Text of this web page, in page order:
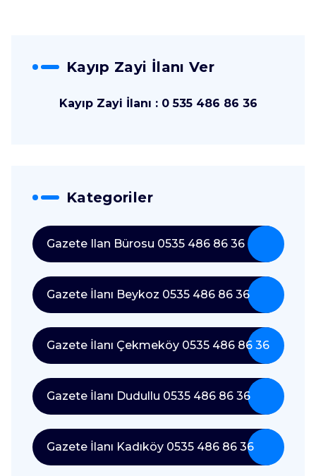
Kayıp Zayi İlanı Ver
Kayıp Zayi İlanı : 0 535 486 86 36
Kategoriler
Gazete Ilan Bürosu 0535 486 86 36
Gazete İlanı Beykoz 0535 486 86 36
Gazete İlanı Çekmeköy 0535 486 86 36
Gazete İlanı Dudullu 0535 486 86 36
Gazete İlanı Kadıköy 0535 486 86 36